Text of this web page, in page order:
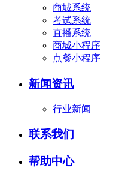
商城系统
考试系统
直播系统
商城小程序
点餐小程序
新闻资讯
行业新闻
联系我们
帮助中心